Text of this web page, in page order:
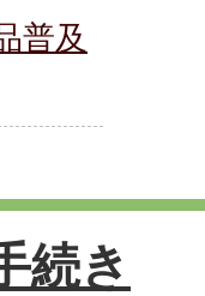
普及
続き